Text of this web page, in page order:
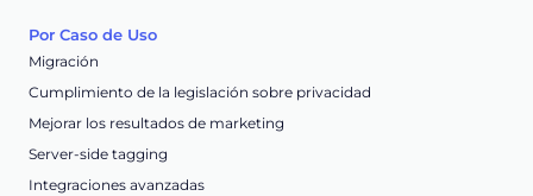
Por Caso de Uso
Migración
Cumplimiento de la legislación sobre privacidad
Mejorar los resultados de marketing
Server-side tagging
Integraciones avanzadas